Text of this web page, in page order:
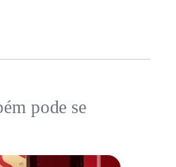
pode se